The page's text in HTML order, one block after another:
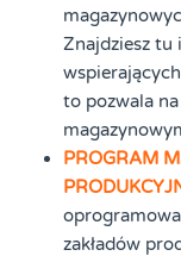
Znajdziesz
to pozwala
PROGRAM
zakładów